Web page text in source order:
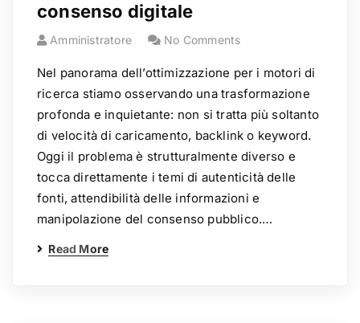
consenso digitale
Amministratore No Comments
Nel panorama dell’ottimizzazione per i motori di
ricerca stiamo osservando una trasformazione
profonda e inquietante: non si tratta più soltanto
di velocità di caricamento, backlink o keyword.
Oggi il problema è strutturalmente diverso e
tocca direttamente i temi di autenticità delle
fonti, attendibilità delle informazioni e
manipolazione del consenso pubblico.…
Read More